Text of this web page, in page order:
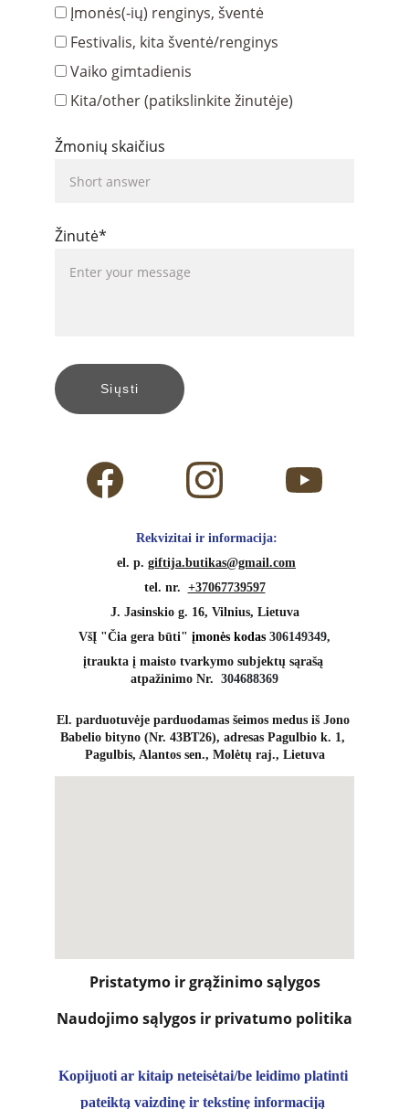
Įmonės(-ių) renginys, šventė
Festivalis, kita šventė/renginys
Vaiko gimtadienis
Kita/other (patikslinkite žinutėje)
Žmonių skaičius
Žinutė*
Siųsti
Rekvizitai ir informacija:
el. p. giftija.butikas@gmail.com
tel. nr. +37067739597
J. Jasinskio g. 16, Vilnius, Lietuva
VšĮ "Čia gera būti" įmonės kodas 306149349,
įtraukta į maisto tvarkymo subjektų sąrašą
atpažinimo Nr. 304688369
El. parduotuvėje parduodamas šeimos medus iš Jono
Babelio bityno (Nr. 43BT26), adresas Pagulbio k. 1,
Pagulbis, Alantos sen., Molėtų raj., Lietuva
Naudojimo sąlygos ir privatumo politika
Pristatymo ir grąžinimo sąlygos
Kopijuoti ar kitaip neteisėtai/be leidimo platinti
pateiktą vaizdinę ir tekstinę informaciją